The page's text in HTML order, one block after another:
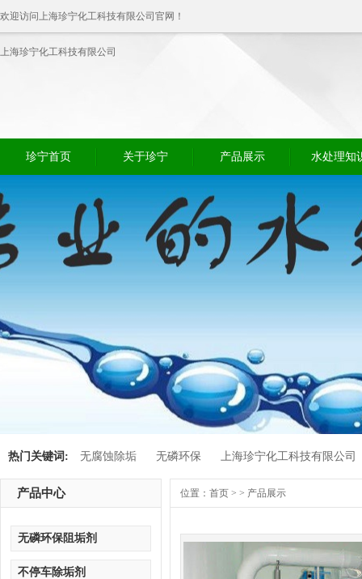
欢迎访问上海珍宁化工科技有限公司官网！
上海珍宁化工科技有限公司
珍宁首页 关于珍宁 产品展示 水处理知
热门关键词: 无腐蚀除垢 无磷环保 上海珍宁化工科技有限公司
产品中心
无磷环保阻垢剂
不停车除垢剂
位置： 首页 > > 产品展示